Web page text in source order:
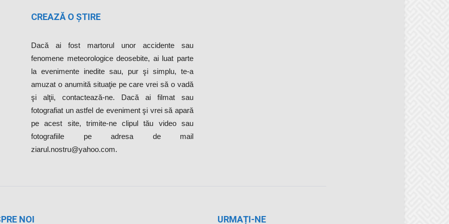
CREAZĂ O ȘTIRE
Dacă ai fost martorul unor accidente sau
fenomene meteorologice deosebite, ai luat parte
la evenimente inedite sau, pur şi simplu, te-a
amuzat o anumită situaţie pe care vrei să o vadă
şi alţii, contactează-ne. Dacă ai filmat sau
fotografiat un astfel de eveniment şi vrei să apară
pe acest site, trimite-ne clipul tău video sau
fotografiile pe adresa de mail
ziarul.nostru@yahoo.com.
NOI URMAȚI-NE